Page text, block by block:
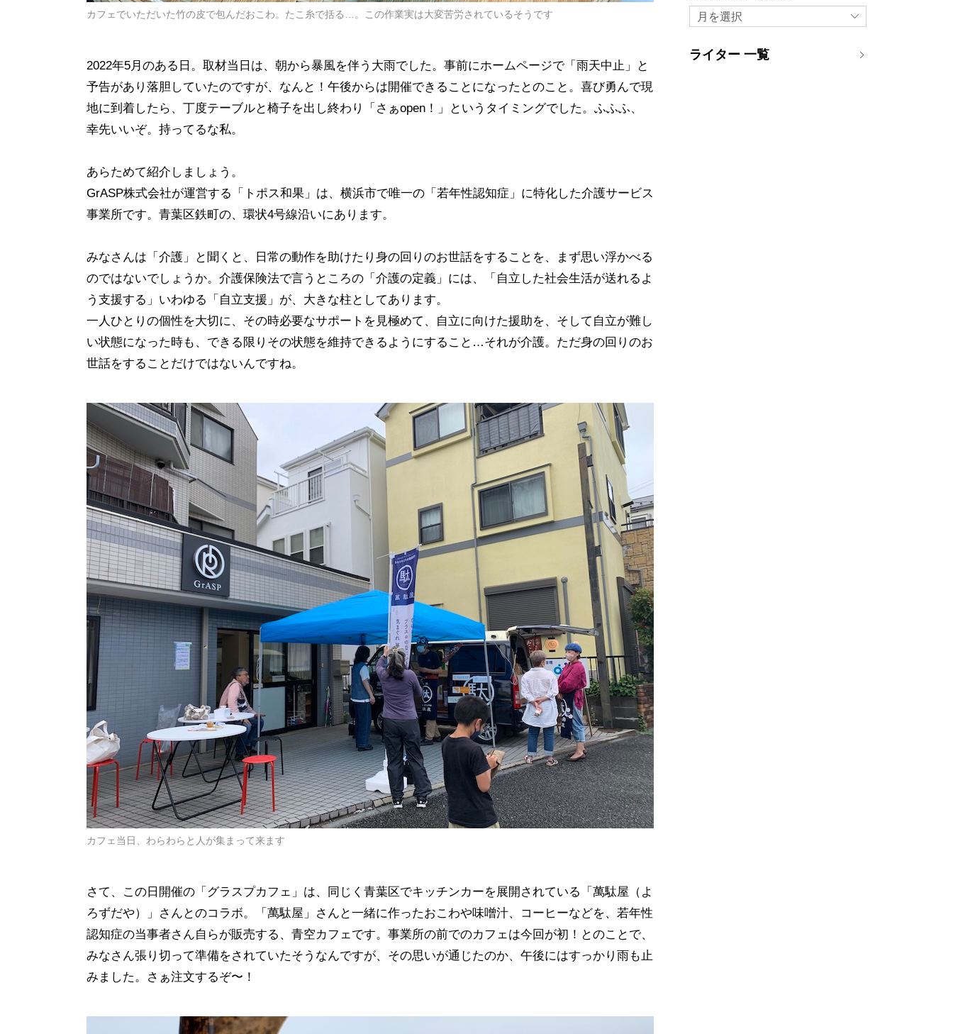
カフェでいただいた竹の皮で包んだおこわ。たこ糸で括る…。この作業実は大変苦労されているそうです
2022年5月のある日。取材当日は、朝から暴風を伴う大雨でした。事前にホームページで「雨天中止」と
予告があり落胆していたのですが、なんと！午後からは開催できることになったとのこと。喜び勇んで現
地に到着したら、丁度テーブルと椅子を出し終わり「さぁopen！」というタイミングでした。ふふふ、
幸先いいぞ。持ってるな私。
あらためて紹介しましょう。
GrASP株式会社が運営する「トポス和果」は、横浜市で唯一の「若年性認知症」に特化した介護サービス
事業所です。 青葉区鉄町の、環状4号線沿いにあります。
みなさんは「介護」と聞くと、日常の動作を助けたり身の回りのお世話をすることを、まず思い浮かべる
のではないでしょうか。介護保険法で言うところの「介護の定義」には、「自立した社会生活が送れるよ
う支援する」いわゆる「自立支援」が、大きな柱としてあります。
一人ひとりの個性を大切に、その時必要なサポートを見極めて、自立に向けた援助を、そして自立が難し
い状態になった時も、できる限りその状態を維持できるようにすること…それが介護。ただ身の回りのお
世話をすることだけではないんですね。
カフェ当日、わらわらと人が集まって来ます
さて、この日開催の「グラスプカフェ」は、同じく青葉区でキッチンカーを展開されている「萬駄屋（よ
ろずだや）」さんとのコラボ。「萬駄屋」さんと一緒に作ったおこわや味噌汁、コーヒーなどを、若年性
認知症の当事者さん自らが販売する、青空カフェです。事業所の前でのカフェは今回が初！とのことで、
みなさん張り切って準備をされていたそうなんですが、その思いが通じたのか、午後にはすっかり雨も止
みました。さぁ注文するぞ〜！
月を選択
ライター 一覧